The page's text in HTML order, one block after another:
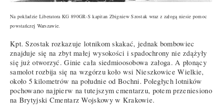
Na pokładzie Liberatora KG 890GR-S kapitan Zbigniew Szostak wraz z załogą niesie pomoc
powstańczej Warszawie.
Kpt. Szostak rozkazuje lotnikom skakać, jednak bombowiec
znajduje się na zbyt małej wysokości i spadochrony nie zdążyły
się już otworzyć. Ginie cała siedmioosobowa załoga. A płonący
samolot rozbija się na wzgórzu koło wsi Nieszkowice Wielkie,
około 5 kilometrów na południe od Bochni. Poległych lotników
pochowano najpierw na tutejszym cmentarzu, potem przeniesiono
na Brytyjski Cmentarz Wojskowy w Krakowie.